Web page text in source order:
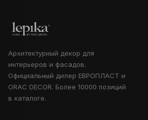
Архитектурный декор для
интерьеров и фасадов.
Официальный дилер ЕВРОПЛАСТ и
ORAC DECOR. Более 10000 позиций
в каталоге.